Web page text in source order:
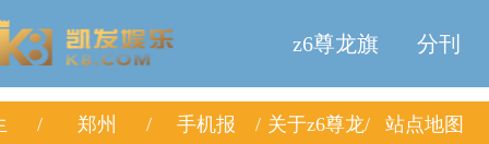
z6尊龙旗
舰厅
分刊
郑州 手机报 关于z6尊龙
站点地图